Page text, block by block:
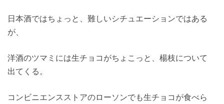
日本酒ではちょっと、難しいシチュエーションではある
が、
洋酒のツマミには生チョコがちょこっと、楊枝について
出てくる。
コンビニエンスストアのローソンでも生チョコが食べら